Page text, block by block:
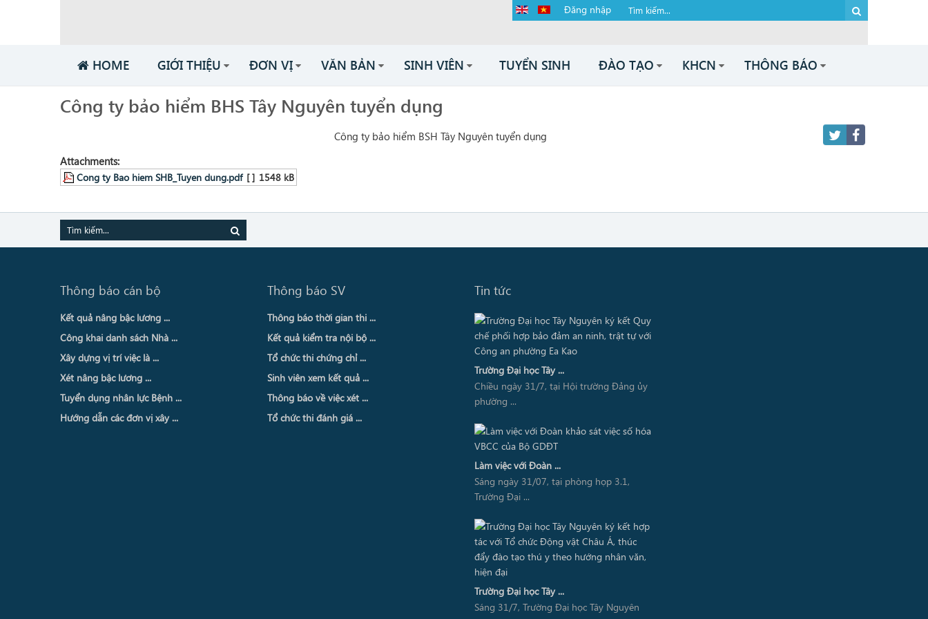
Đăng nhập
HOME GIỚI THIỆU ĐƠN VỊ VĂN BẢN SINH VIÊN TUYỂN SINH ĐÀO TẠO KHCN THÔNG BÁO
Công ty bảo hiểm BHS Tây Nguyên tuyển dụng
Công ty bảo hiểm BSH Tây Nguyên tuyển dụng
Attachments:
Cong ty Bao hiem SHB_Tuyen dung.pdf [ ] 1548 kB
Thông báo cán bộ
Kết quả nâng bậc lương ...
Công khai danh sách Nhà ...
Xây dựng vị trí việc là ...
Xét nâng bậc lương ...
Tuyển dụng nhân lực Bệnh ...
Hướng dẫn các đơn vị xây ...
Thông báo SV
Thông báo thời gian thi ...
Kết quả kiểm tra nội bộ ...
Tổ chức thi chứng chỉ ...
Sinh viên xem kết quả ...
Thông báo về việc xét ...
Tổ chức thi đánh giá ...
Tin tức
Trường Đại học Tây ...
Chiều ngày 31/7, tại Hội trường Đảng ủy
phường ...
Làm việc với Đoàn ...
Sáng ngày 31/07, tại phòng họp 3.1,
Trường Đại ...
Trường Đại học Tây ...
Sáng 31/7, Trường Đại học Tây Nguyên